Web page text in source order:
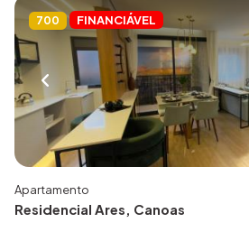
700 FINANCIÁVEL
Apartamento
Residencial Ares, Canoas